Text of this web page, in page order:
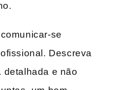
se
Descreva
detalhada e não⁤